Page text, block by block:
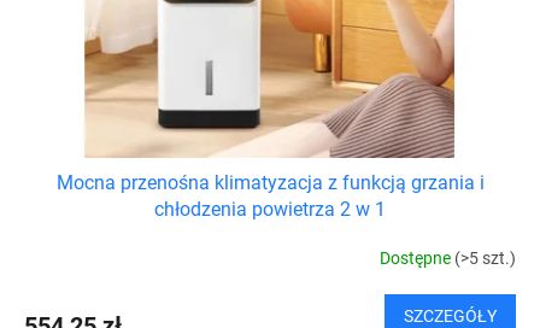
Mocna przenośna klimatyzacja z funkcją grzania i
chłodzenia powietrza 2 w 1
Dostępne (>5 szt.)
SZCZEGÓŁY